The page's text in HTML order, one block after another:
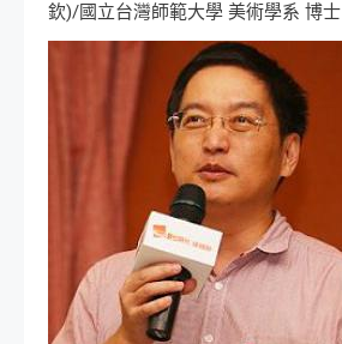
欽)/國立台灣師範大學 美術學系 博士